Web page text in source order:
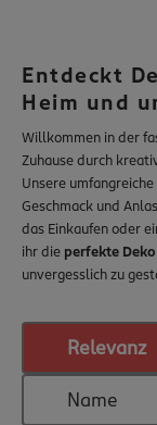
Entdeckt
Heim und
Willkommen in der
Zuhause durch
Unsere
Geschmack und
das Einkaufen oder
ihr die perfekte
unvergesslich zu
Relevanz
Name